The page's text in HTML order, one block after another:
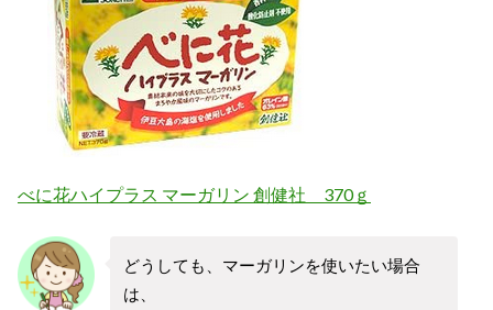
べに花ハイプラス マーガリン 創健社 370ｇ
どうしても、マーガリンを使いたい場合
は、